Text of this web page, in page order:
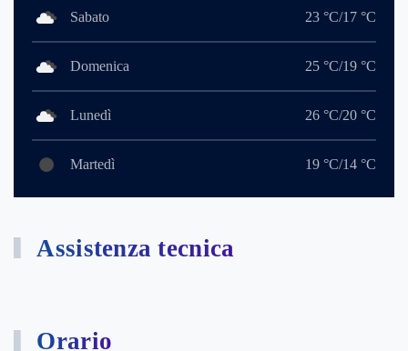
Sabato 23 °C/17 °C
Domenica 25 °C/19 °C
Lunedì 26 °C/20 °C
Martedì 19 °C/14 °C
Assistenza tecnica
Orario